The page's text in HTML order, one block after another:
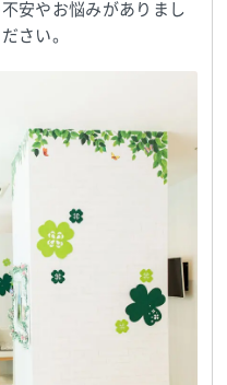
安やお悩みがありまし
さい。